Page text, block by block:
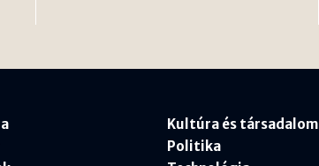
Kultúra és társadalom
Politika